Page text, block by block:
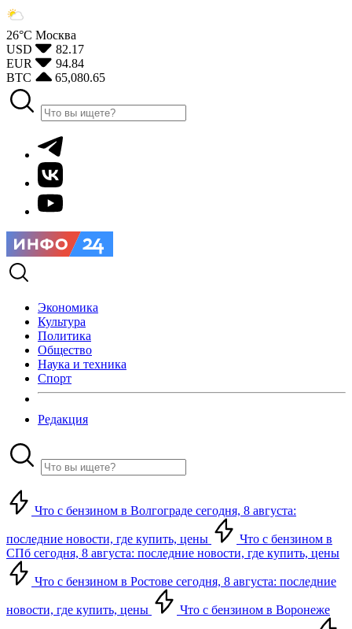
26°С Москва
USD
82.17
EUR
94.84
BTC
65,080.65
Экономика
Культура
Политика
Общество
Наука и техника
Спорт
Редакция
Что с бензином в Волгограде сегодня, 8 августа:
последние новости, где купить, цены
Что с бензином в
СПб сегодня, 8 августа: последние новости, где купить, цены
Что с бензином в Ростове сегодня, 8 августа: последние
новости, где купить, цены Что с бензином в Воронеже